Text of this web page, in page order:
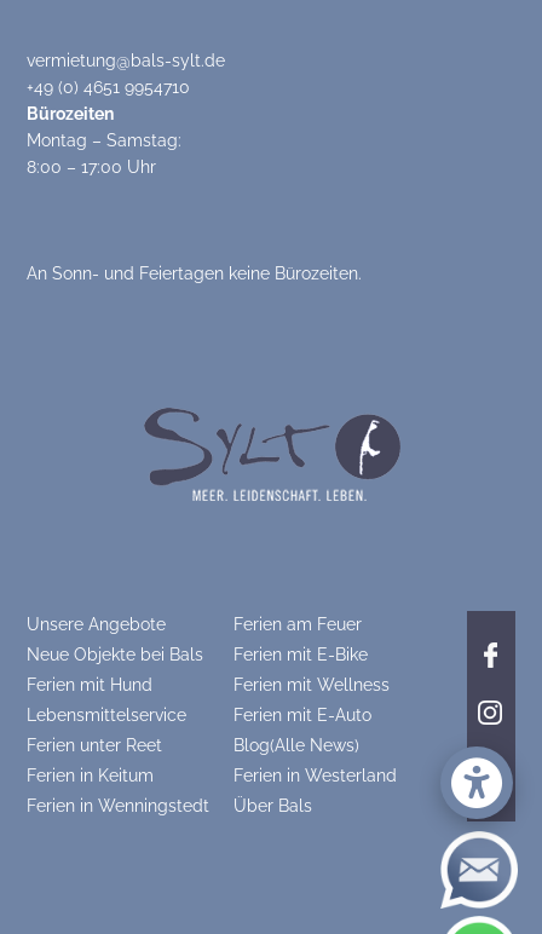
vermietung@bals-sylt.de
+49 (0) 4651 9954710
Bürozeiten
Montag – Samstag:
8:00 – 17:00 Uhr
An Sonn- und Feiertagen keine Bürozeiten.
Unsere Angebote
Ferien am Feuer
Neue Objekte bei Bals
Ferien mit E-Bike
Ferien mit Hund
Ferien mit Wellness
Lebensmittelservice
Ferien mit E-Auto
Ferien unter Reet
Blog(Alle News)
Ferien in Keitum
Ferien in Westerland
Ferien in Wenningstedt
Über Bals